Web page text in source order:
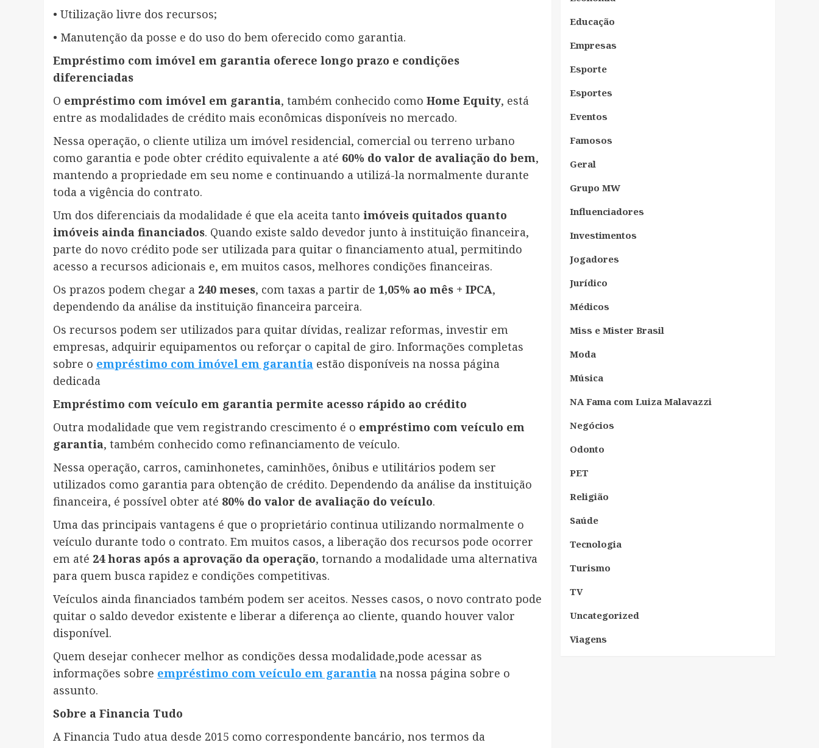
• Utilização livre dos recursos;
• Manutenção da posse e do uso do bem oferecido como garantia.
Empréstimo com imóvel em garantia oferece longo prazo e condições
diferenciadas
O empréstimo com imóvel em garantia, também conhecido como Home Equity, está
entre as modalidades de crédito mais econômicas disponíveis no mercado.
Nessa operação, o cliente utiliza um imóvel residencial, comercial ou terreno urbano
como garantia e pode obter crédito equivalente a até 60% do valor de avaliação do bem,
mantendo a propriedade em seu nome e continuando a utilizá-la normalmente durante
toda a vigência do contrato.
Um dos diferenciais da modalidade é que ela aceita tanto imóveis quitados quanto
imóveis ainda financiados. Quando existe saldo devedor junto à instituição financeira,
parte do novo crédito pode ser utilizada para quitar o financiamento atual, permitindo
acesso a recursos adicionais e, em muitos casos, melhores condições financeiras.
Os prazos podem chegar a 240 meses, com taxas a partir de 1,05% ao mês + IPCA,
dependendo da análise da instituição financeira parceira.
Os recursos podem ser utilizados para quitar dívidas, realizar reformas, investir em
empresas, adquirir equipamentos ou reforçar o capital de giro. Informações completas
sobre o empréstimo com imóvel em garantia estão disponíveis na nossa página
dedicada
Empréstimo com veículo em garantia permite acesso rápido ao crédito
Outra modalidade que vem registrando crescimento é o empréstimo com veículo em
garantia, também conhecido como refinanciamento de veículo.
Nessa operação, carros, caminhonetes, caminhões, ônibus e utilitários podem ser
utilizados como garantia para obtenção de crédito. Dependendo da análise da instituição
financeira, é possível obter até 80% do valor de avaliação do veículo.
Uma das principais vantagens é que o proprietário continua utilizando normalmente o
veículo durante todo o contrato. Em muitos casos, a liberação dos recursos pode ocorrer
em até 24 horas após a aprovação da operação, tornando a modalidade uma alternativa
para quem busca rapidez e condições competitivas.
Veículos ainda financiados também podem ser aceitos. Nesses casos, o novo contrato pode
quitar o saldo devedor existente e liberar a diferença ao cliente, quando houver valor
disponível.
Quem desejar conhecer melhor as condições dessa modalidade,pode acessar as
informações sobre empréstimo com veículo em garantia na nossa página sobre o
assunto.
Sobre a Financia Tudo
A Financia Tudo atua desde 2015 como correspondente bancário, nos termos da
Educação
Empresas
Esporte
Esportes
Eventos
Famosos
Geral
Grupo MW
Influenciadores
Investimentos
Jogadores
Jurídico
Médicos
Miss e Mister Brasil
Moda
Música
NA Fama com Luiza Malavazzi
Negócios
Odonto
PET
Religião
Saúde
Tecnologia
Turismo
TV
Uncategorized
Viagens